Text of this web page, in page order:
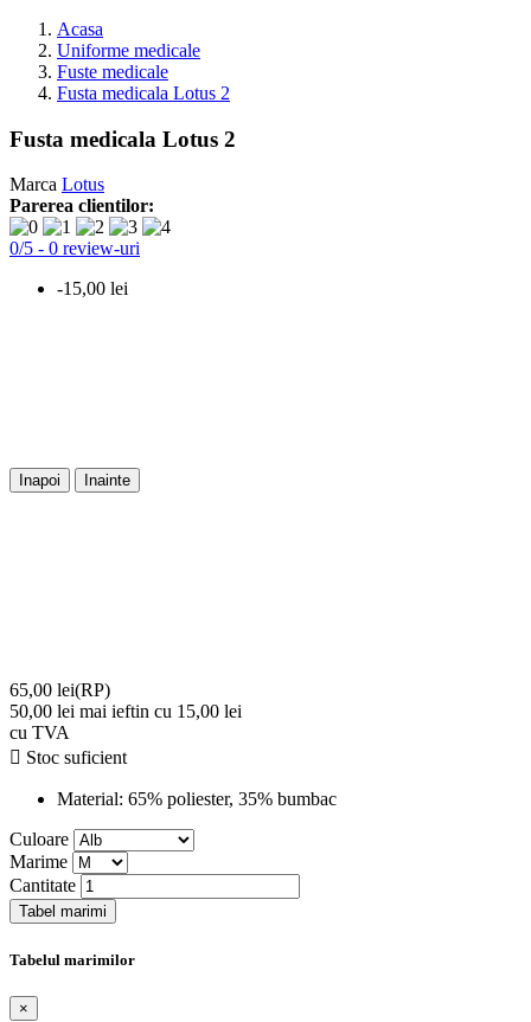
Acasa
Uniforme medicale
Fuste medicale
Fusta medicala Lotus 2
Fusta medicala Lotus 2
Marca Lotus
Parerea clientilor:
0/5 - 0 review-uri
-15,00 lei
Inapoi Inainte
65,00 lei(RP)
50,00 lei mai ieftin cu 15,00 lei
cu TVA
 Stoc suficient
Material: 65% poliester, 35% bumbac
Culoare
Marime
Cantitate
Tabel marimi
Tabelul marimilor
×